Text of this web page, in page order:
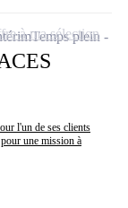
l'un de ses clients
une mission à
Temps plein
à ma sélection